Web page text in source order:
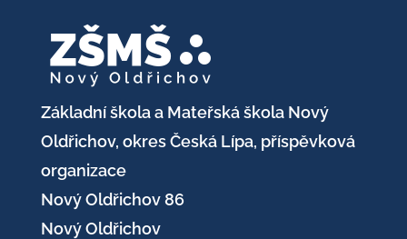
Základní škola a Mateřská škola Nový
Oldřichov, okres Česká Lípa, příspěvková
organizace
Nový Oldřichov 86
Nový Oldřichov